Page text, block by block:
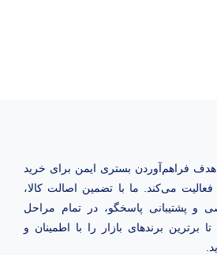
رِی از سال ۱۳۸۹ با هدف فراهم‌آوردن بستری ایمن برای خرید
می‌کند. ما با تضمین اصالت کالا،
و پشتیبانی پاسخگو، در تمام مراحل
برترین برندهای بازار را با اطمینان و